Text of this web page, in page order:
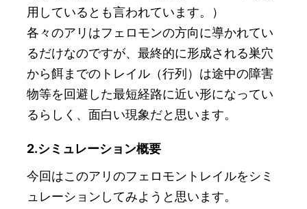
用しているとも言われています。）
各々のアリはフェロモンの方向に導かれてい
るだけなのですが、最終的に形成される巣穴
から餌までのトレイル（行列）は途中の障害
物等を回避した最短経路に近い形になってい
るらしく、面白い現象だと思います。
2.シミュレーション概要
今回はこのアリのフェロモントレイルをシミ
ュレーションしてみようと思います。